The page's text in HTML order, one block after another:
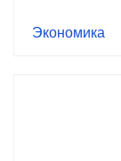
Экономика